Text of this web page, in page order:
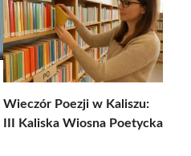
Wieczór Poezji w Kaliszu:
III Kaliska Wiosna Poetycka